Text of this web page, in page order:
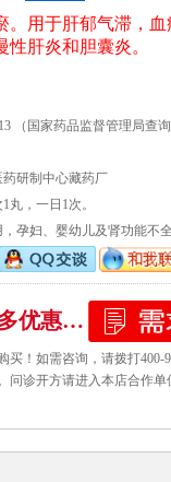
。用于肝郁气滞，
肝炎和胆囊炎。
（国家药品监督管理局查询
研制中心藏药厂
丸，一日1次。
孕妇、婴幼儿及肾功能不
优惠…
买！如需咨询，请拨打400-
问诊开方请进入本店合作单